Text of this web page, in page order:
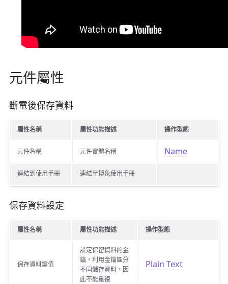
元件屬性
斷電後保存資料
屬性名稱 屬性功能描述 操作型態
元件名稱 元件實體名稱 Name
連結到使用手冊 連結至博象使用手冊
保存資料設定
屬性名稱 屬性功能描述 操作型態
保存資料鍵值
設定保留資料的金
鑰，利用金鑰區分
不同儲存資料，因
此不能重複
Plain Text